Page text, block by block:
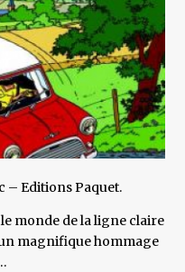
– Editions Paquet.
monde de la ligne claire
magnifique hommage